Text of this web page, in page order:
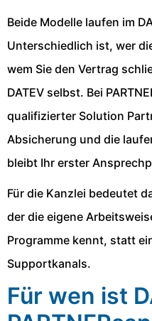
Beide Modelle laufen im
Unterschiedlich ist, wer
wem Sie den Vertrag
DATEV selbst. Bei
qualifizierter Solution
Absicherung und die
bleibt Ihr erster
Für die Kanzlei bedeutet
der die eigene
Programme kennt, statt
Supportkanals.
Für wen ist